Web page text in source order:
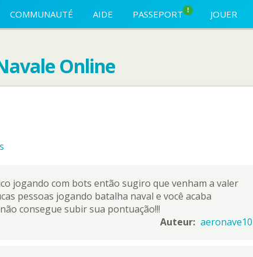
COMMUNAUTÉ AIDE PASSEPORT ! JOUER
Online
jogando com bots então sugiro que venham a valer
pessoas jogando batalha naval e você acaba
consegue subir sua pontuação!!!
Auteur: aeronave10